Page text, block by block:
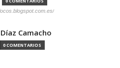
Camacho
0 COMENTARIOS